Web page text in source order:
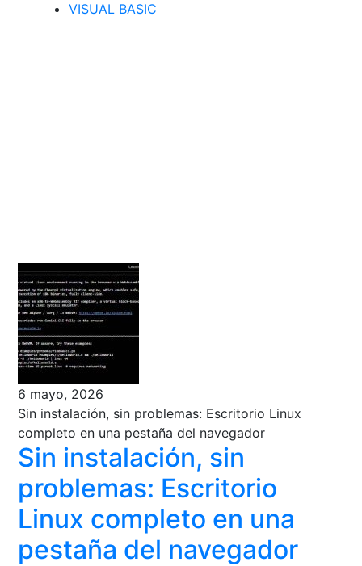
VISUAL BASIC
6 mayo, 2026
Sin instalación, sin problemas: Escritorio Linux
completo en una pestaña del navegador
Sin instalación, sin
problemas: Escritorio
Linux completo en una
pestaña del navegador